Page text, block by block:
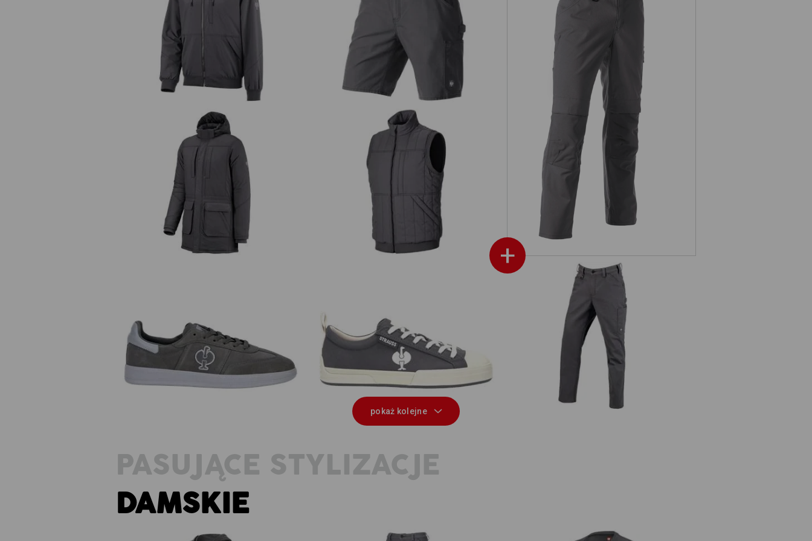
swobodnych koszulkach, bluzach z kapturem
i czapkach: STRAUSS.WORKS!
wszystkie produkty e.s.iconic
Spodnie do pasa Worker e.s.iconic
+
Kurtka z kapturem e.s.iconic
Parka e.s.iconic Kamizelka e.s.iconic
O1 Buty robocze e.s. Brockton low S1 Buty bezpieczne e.s. Yatala low Spodnie do pasa e.s.iconic
pokaż kolejne
PASUJĄCE STYLIZACJE
DAMSKIE